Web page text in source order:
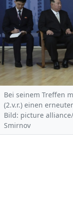
Bei seinem Treffen
(2.v.r.) einen
Bild: picture
Smirnov